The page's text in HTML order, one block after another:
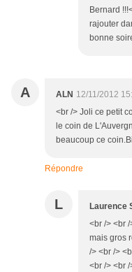
Bernard
rajouter
bonne
A ALN 12/11/2012
<br /> Joli ce petit
le coin de
beaucoup ce
Répondre
L Laurence
<br /> <br
mais gros
/> <br />
<br /> <br /